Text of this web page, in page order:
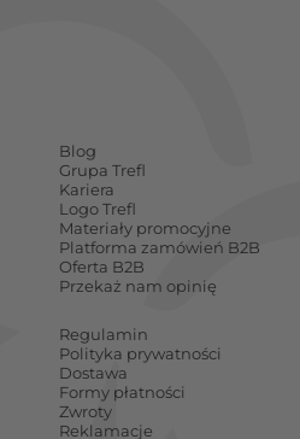
Blog
Grupa Trefl
Kariera
Logo Trefl
Materiały promocyjne
Platforma zamówień B2B
Oferta B2B
Przekaż nam opinię
Regulamin
Polityka prywatności
Dostawa
Formy płatności
Zwroty
Reklamacje